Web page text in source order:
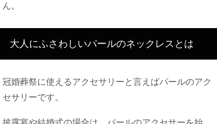
ん。
大人にふさわしいパールのネックレスとは
冠婚葬祭に使えるアクセサリーと言えばパールのアク
セサリーです。